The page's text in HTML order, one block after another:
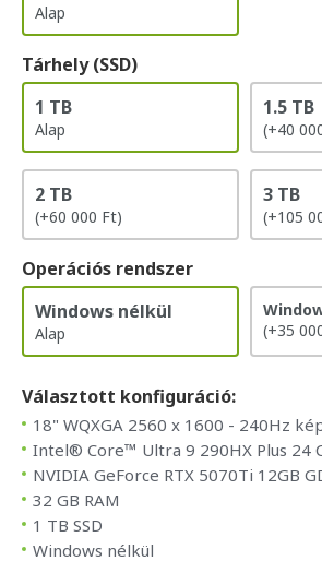
Alap
Tárhely (SSD)
1 TB
Alap
1.5 TB
(+40
2 TB
(+60 000 Ft)
3 TB
(+105
Operációs rendszer
Windows nélkül
Alap
(+35
Választott konfiguráció:
18" WQXGA 2560 x 1600 - 240Hz
Intel® Core™ Ultra 9 290HX Plus 24
NVIDIA GeForce RTX 5070Ti 12GB
32 GB RAM
1 TB SSD
Windows nélkül